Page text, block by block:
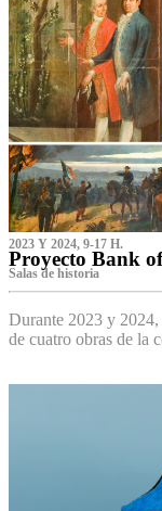
2023 Y 2024, 9-17 H.
Proyecto Bank
S‌alas de historia
Durante 2023 y 2024,
de cuatro obras de la